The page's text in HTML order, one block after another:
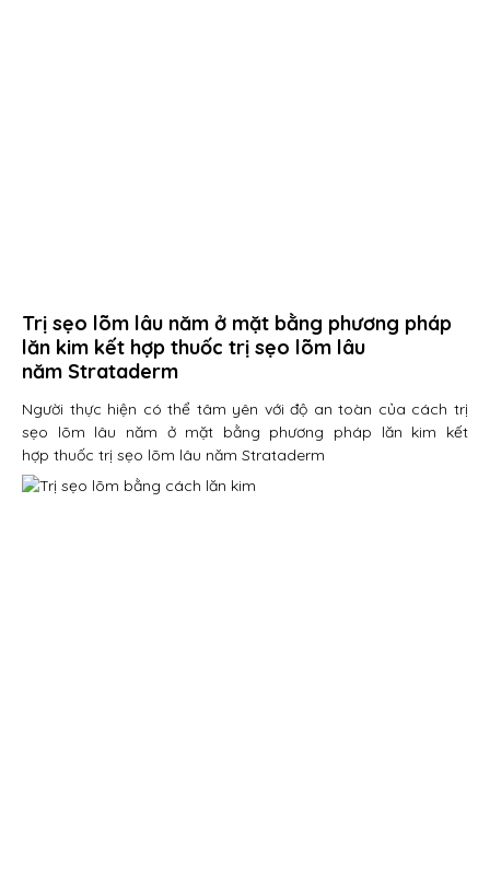
Trị sẹo lõm lâu năm ở mặt bằng phương pháp
lăn kim kết hợp thuốc trị sẹo lõm lâu
năm Strataderm
Người thực hiện có thể tâm yên với độ an toàn của cách trị
sẹo lõm lâu năm ở mặt bằng phương pháp lăn kim kết
hợp thuốc trị sẹo lõm lâu năm Strataderm